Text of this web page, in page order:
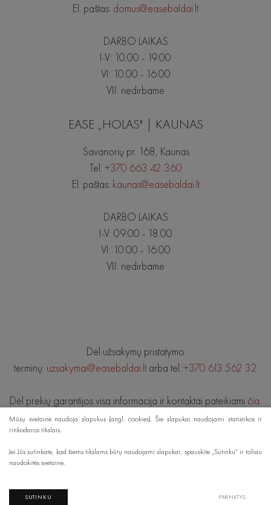
El. paštas: domus@easebaldai.lt
DARBO LAIKAS
I-V: 10.00 - 19.00
VI: 10.00 - 16.00
VII: nedirbame
EASE „HOLAS" | KAUNAS
Savanorių pr. 168, Kaunas
Tel. +370 663 42 360
El. paštas: kaunas@easebaldai.lt
DARBO LAIKAS
I-V: 09.00 - 18.00
VI: 10.00 - 16.00
VII: nedirbame
Dėl užsakymų pristatymo
terminų: uzsakymai@easebaldai.lt arba tel.:+370 613 562 32
Dėl prekių garantijos visa informacija ir kontaktai pateikiami čia.
© 2019 EASE BALDAI. Visos teisės saugomos.
Mūsų svetainė naudoja slapukus (angl. cookies). Šie slapukai naudojami statistikos ir
rinkodaros tikslais.
Jei Jūs sutinkate, kad šiems tikslams būtų naudojami slapukai, spauskite „Sutinku“ ir toliau
naudokitės svetaine.
SUTINKU PARINKTYS